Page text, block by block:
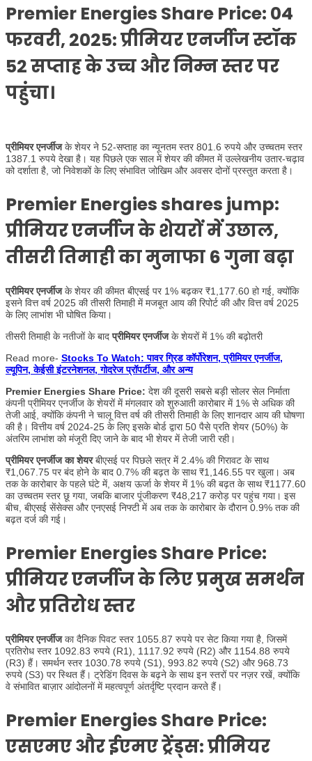
Premier Energies Share Price: 04
फरवरी, 2025: प्रीमियर एनर्जीज स्टॉक
52 सप्ताह के उच्च और निम्न स्तर पर
पहुंचा।
प्रीमियर एनर्जीजके शेयर ने 52-सप्ताह का न्यूनतम स्तर 801.6 रुपये और उच्चतम स्तर
1387.1 रुपये देखा है। यह पिछले एक साल में शेयर की कीमत में उल्लेखनीय उतार-चढ़ाव
को दर्शाता है, जो निवेशकों के लिए संभावित जोखिम और अवसर दोनों प्रस्तुत करता है।
Premier Energies shares jump:
प्रीमियर एनर्जीज के शेयरों में उछाल,
तीसरी तिमाही का मुनाफा 6 गुना बढ़ा
प्रीमियर एनर्जीजके शेयर की कीमत बीएसई पर 1% बढ़कर ₹1,177.60 हो गई, क्योंकि
इसने वित्त वर्ष 2025 की तीसरी तिमाही में मजबूत आय की रिपोर्ट की और वित्त वर्ष 2025
के लिए लाभांश भी घोषित किया।
तीसरी तिमाही के नतीजों के बादप्रीमियर एनर्जीजके शेयरों में 1% की बढ़ोतरी
Read more- Stocks To Watch: पावर ग्रिड कॉर्पोरेशन, प्रीमियर एनर्जीज,
ल्यूपिन, केईसी इंटरनेशनल, गोदरेज प्रॉपर्टीज, और अन्य
Premier Energies Share Price: देश की दूसरी सबसे बड़ी सोलर सेल निर्माता
कंपनी प्रीमियर एनर्जीज के शेयरों में मंगलवार को शुरुआती कारोबार में 1% से अधिक की
तेजी आई, क्योंकि कंपनी ने चालू वित्त वर्ष की तीसरी तिमाही के लिए शानदार आय की घोषणा
की है। वित्तीय वर्ष 2024-25 के लिए इसके बोर्ड द्वारा 50 पैसे प्रति शेयर (50%) के
अंतरिम लाभांश को मंजूरी दिए जाने के बाद भी शेयर में तेजी जारी रही।
प्रीमियर एनर्जीज का शेयरबीएसई पर पिछले सत्र में 2.4% की गिरावट के साथ
₹1,067.75 पर बंद होने के बाद 0.7% की बढ़त के साथ ₹1,146.55 पर खुला। अब
तक के कारोबार के पहले घंटे में, अक्षय ऊर्जा के शेयर में 1% की बढ़त के साथ ₹1177.60
का उच्चतम स्तर छू गया, जबकि बाजार पूंजीकरण ₹48,217 करोड़ पर पहुंच गया। इस
बीच, बीएसई सेंसेक्स और एनएसई निफ्टी में अब तक के कारोबार के दौरान 0.9% तक की
बढ़त दर्ज की गई।
Premier Energies Share Price:
प्रीमियर एनर्जीज के लिए प्रमुख समर्थन
और प्रतिरोध स्तर
प्रीमियर एनर्जीजका दैनिक पिवट स्तर 1055.87 रुपये पर सेट किया गया है, जिसमें
प्रतिरोध स्तर 1092.83 रुपये (R1), 1117.92 रुपये (R2) और 1154.88 रुपये
(R3) हैं। समर्थन स्तर 1030.78 रुपये (S1), 993.82 रुपये (S2) और 968.73
रुपये (S3) पर स्थित हैं। ट्रेडिंग दिवस के बढ़ने के साथ इन स्तरों पर नज़र रखें, क्योंकि
वे संभावित बाज़ार आंदोलनों में महत्वपूर्ण अंतर्दृष्टि प्रदान करते हैं।
Premier Energies Share Price:
एसएमए और ईएमए ट्रेंड्स: प्रीमियर